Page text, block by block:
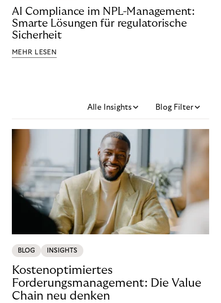
AI Compliance im NPL-Management:
Smarte Lösungen für regulatorische
Sicherheit
MEHR LESEN
Alle Insights Blog Filter
BLOG INSIGHTS
Kostenoptimiertes
Forderungsmanagement: Die Value
Chain neu denken